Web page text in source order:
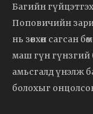
Багийн
Поповичийн
нь зөвхөн сагсан
маш гүн гүнзгий
амьсгалд үнэлж
болохыг